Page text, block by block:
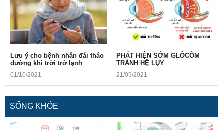
Lưu ý cho bệnh nhân đái tháo
đường khi trời trở lạnh
01/10/2021
PHÁT HIỆN SỚM GLÔCÔM
TRÁNH HỆ LỤY
21/09/2021
SỐNG KHỎE